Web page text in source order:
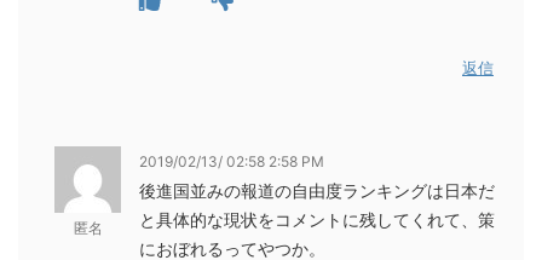
返信
匿名
2019/02/13/ 02:58 2:58 PM
後進国並みの報道の自由度ランキングは日本だ
と具体的な現状をコメントに残してくれて、策
におぼれるってやつか。